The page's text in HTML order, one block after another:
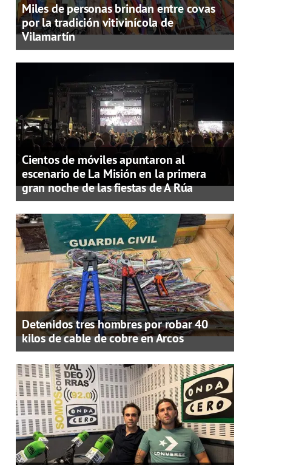
Miles de personas brindan entre covas
por la tradición vitivinícola de
Vilamartín
Cientos de móviles apuntaron al
escenario de La Misión en la primera
gran noche de las fiestas de A Rúa
Detenidos tres hombres por robar 40
kilos de cable de cobre en Arcos